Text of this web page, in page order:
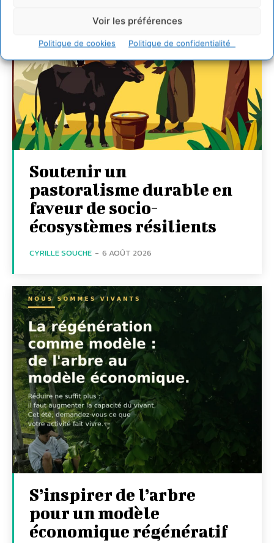
Voir les préférences
Politique de cookies Politique de confidentialité
Soutenir un
pastoralisme durable en
faveur de socio-
écosystèmes résilients
CYRILLE SOUCHE - 6 AOÛT 2026
S’inspirer de l’arbre
pour un modèle
économique régénératif